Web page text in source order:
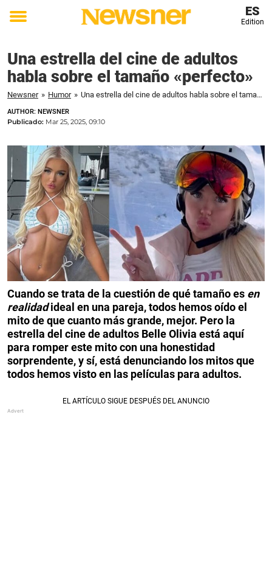
Toggle
ES
Edition
Una estrella del cine de adultos
habla sobre el tamaño «perfecto»
Newsner » Humor » Una estrella del cine de adultos habla sobre el tamaño «perfecto»
AUTHOR: NEWSNER
Publicado: Mar 25, 2025, 09:10
Cuando se trata de la cuestión de qué tamaño es en
realidadideal en una pareja, todos hemos oído el
mito de que cuanto más grande, mejor. Pero la
estrella del cine de adultos Belle Olivia está aquí
para romper este mito con una honestidad
sorprendente, y sí, está denunciando los mitos que
todos hemos visto en las películas para adultos.